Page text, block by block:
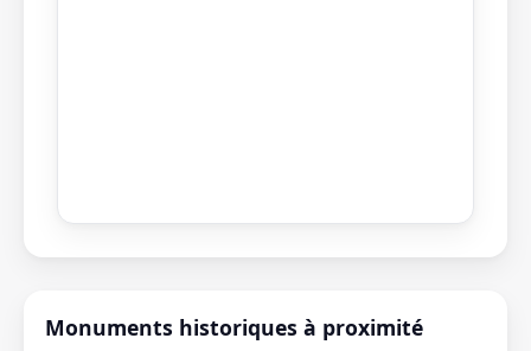
Monuments historiques à proximité